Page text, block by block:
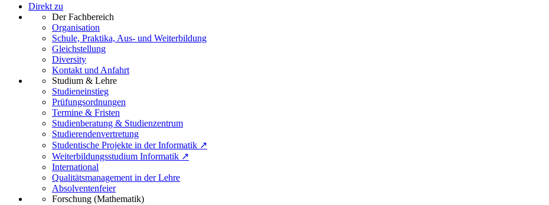
Direkt zu
Der Fachbereich
Organisation
Schule, Praktika, Aus- und Weiterbildung
Gleichstellung
Diversity
Kontakt und Anfahrt
Studium & Lehre
Studieneinstieg
Prüfungsordnungen
Termine & Fristen
Studienberatung & Studienzentrum
Studierendenvertretung
Studentische Projekte in der Informatik ↗
Weiterbildungsstudium Informatik ↗
International
Qualitätsmanagement in der Lehre
Absolventenfeier
Forschung (Mathematik)